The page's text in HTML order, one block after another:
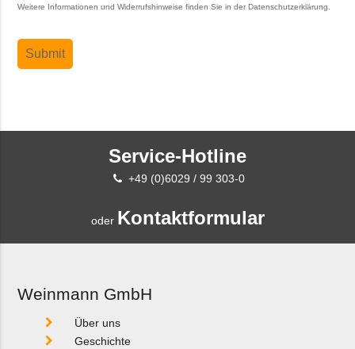
Weitere Informationen und Widerrufshinweise finden Sie in derDatenschutzerklärung
Service-Hotline
+49 (0)6029 / 99 303-0
oder Kontaktformular
Weinmann GmbH
Über uns
Geschichte